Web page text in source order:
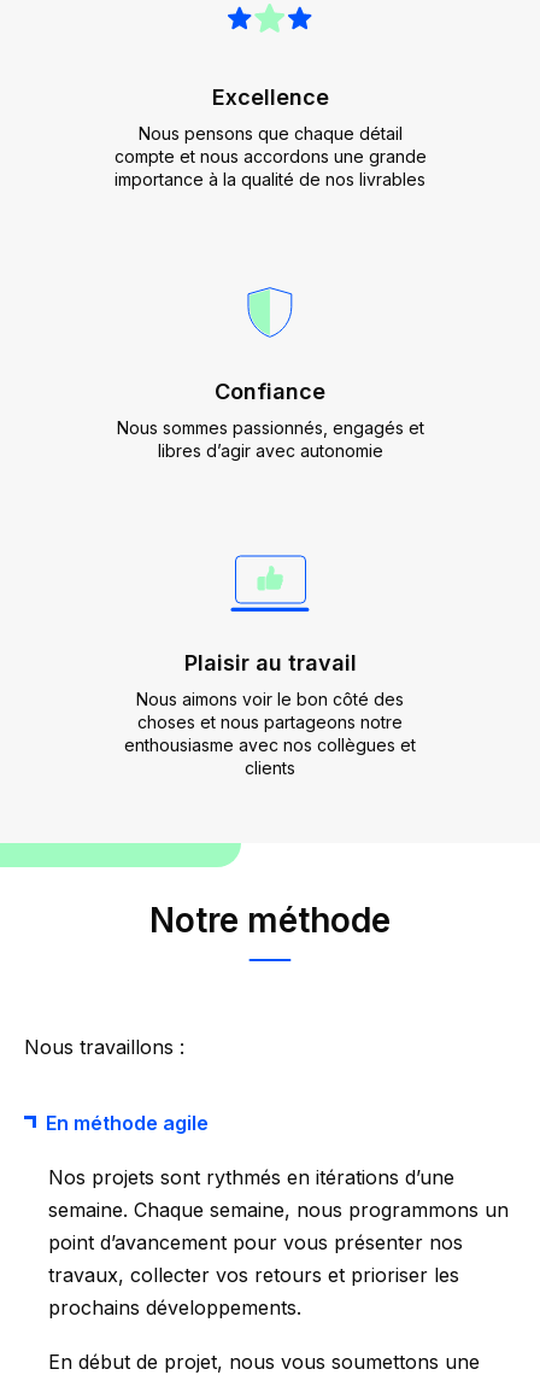
Excellence
Nous pensons que chaque détail
compte et nous accordons une grande
importance à la qualité de nos livrables
Confiance
Nous sommes passionnés, engagés et
libres d’agir avec autonomie
Plaisir au travail
Nous aimons voir le bon côté des
choses et nous partageons notre
enthousiasme avec nos collègues et
clients
Notre méthode
Nous travaillons :
En méthode agile
Nos projets sont rythmés en itérations d’une
semaine. Chaque semaine, nous programmons un
point d’avancement pour vous présenter nos
travaux, collecter vos retours et prioriser les
prochains développements.
En début de projet, nous vous soumettons une